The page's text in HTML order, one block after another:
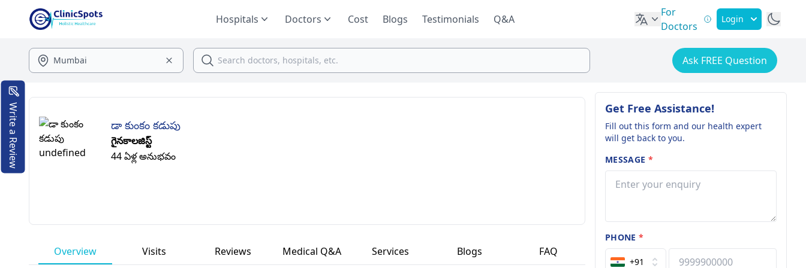
Hospitals Doctors Cost Blogs Testimonials Q&A
For
Doctors
Login
Ask FREE Question
డా కుంకం కడుపు
గైనకాలజిస్ట్
44 ఏళ్ల అనుభవం
Overview Visits Reviews Medical Q&A Services Blogs FAQ
Get Free Assistance!
Fill out this form and our health expert
will get back to you.
MESSAGE *
PHONE*
+91
Write a Review